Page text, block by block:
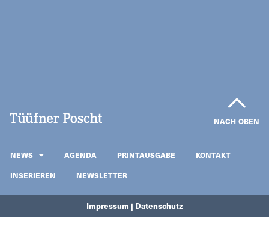
NACH OBEN
NEWS AGENDA PRINTAUSGABE
KONTAKT
INSERIEREN
NEWSLETTER
Impressum | Datenschutz